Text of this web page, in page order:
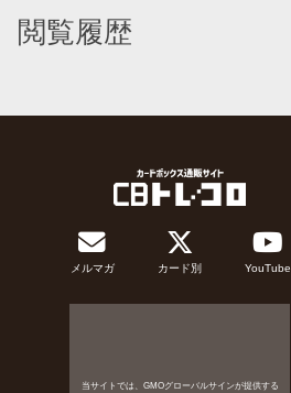
閲覧履歴
メルマガ カード別 YouTube
当サイトでは、GMOグローバルサインが提供する